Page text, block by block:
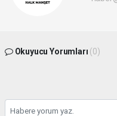
Okuyucu Yorumları (0)